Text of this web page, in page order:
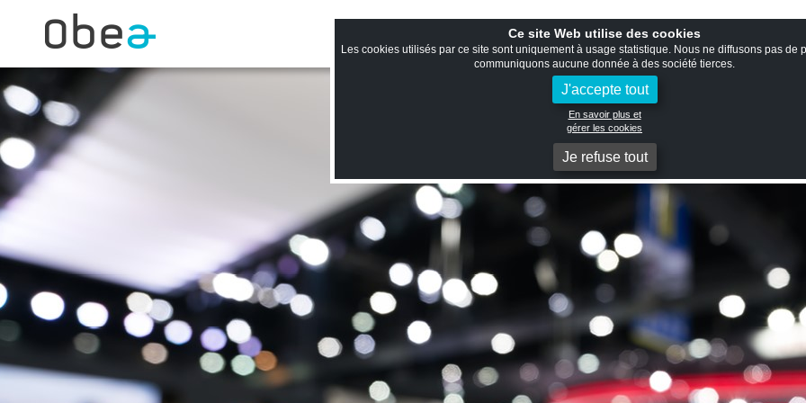
Ouvrir la recherche
Ce site Web utilise des cookies
Les cookies utilisés par ce site sont uniquement à usage statistique. Nous ne diffusons pas de
communiquons aucune donnée à des société tierces.
J'accepte tout
En savoir plus et
gérer les cookies
Je refuse tout